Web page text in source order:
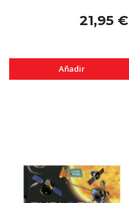
21,95 €
Añadir